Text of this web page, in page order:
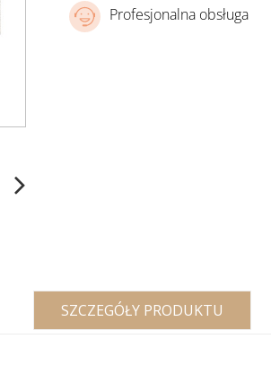
Profesjonalna obsługa
SZCZEGÓŁY PRODUKTU